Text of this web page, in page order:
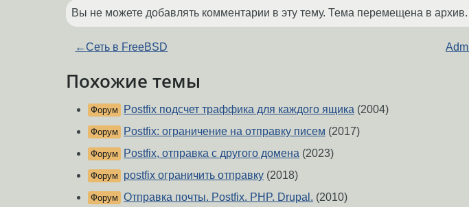
Вы не можете добавлять комментарии в эту тему. Тема перемещена в архив.
←Сеть в FreeBSD
Похожие темы
Форум Postfix подсчет траффика для каждого ящика (2004)
Форум Postfix: ограничение на отправку писем (2017)
Форум Postfix, отправка с другого домена (2023)
Форум postfix ограничить отправку (2018)
Форум Отправка почты. Postfix. PHP. Drupal. (2010)